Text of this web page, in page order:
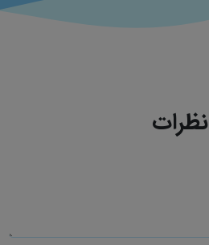
نظرات